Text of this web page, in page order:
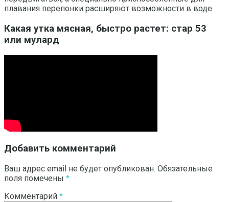
плавания перепонки расширяют возможности в воде.
Какая утка мясная, быстро растет: стар 53
или мулард
Добавить комментарий
Ваш адрес email не будет опубликован. Обязательные
поля помечены *
Комментарий *